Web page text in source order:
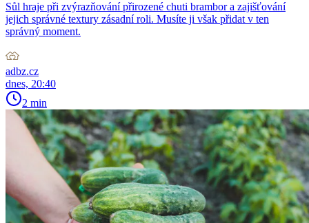
Sůl hraje při zvýrazňování přirozené chuti brambor a zajišťování
jejich správné textury zásadní roli. Musíte ji však přidat v ten
správný moment.
adbz.cz
dnes, 20:40
2 min